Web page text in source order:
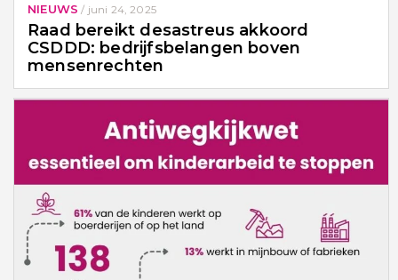
NIEUWS / juni 24, 2025
Raad bereikt desastreus akkoord
CSDDD: bedrijfsbelangen boven
mensenrechten